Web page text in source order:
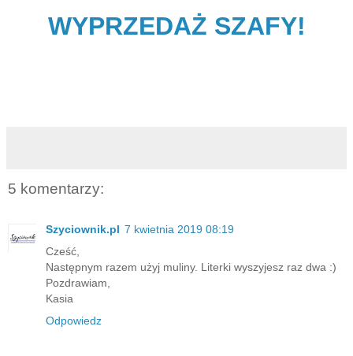
WYPRZEDAŻ SZAFY!
5 komentarzy:
Szyciownik.pl 7 kwietnia 2019 08:19
Cześć,
Następnym razem użyj muliny. Literki wyszyjesz raz dwa :)
Pozdrawiam,
Kasia
Odpowiedz